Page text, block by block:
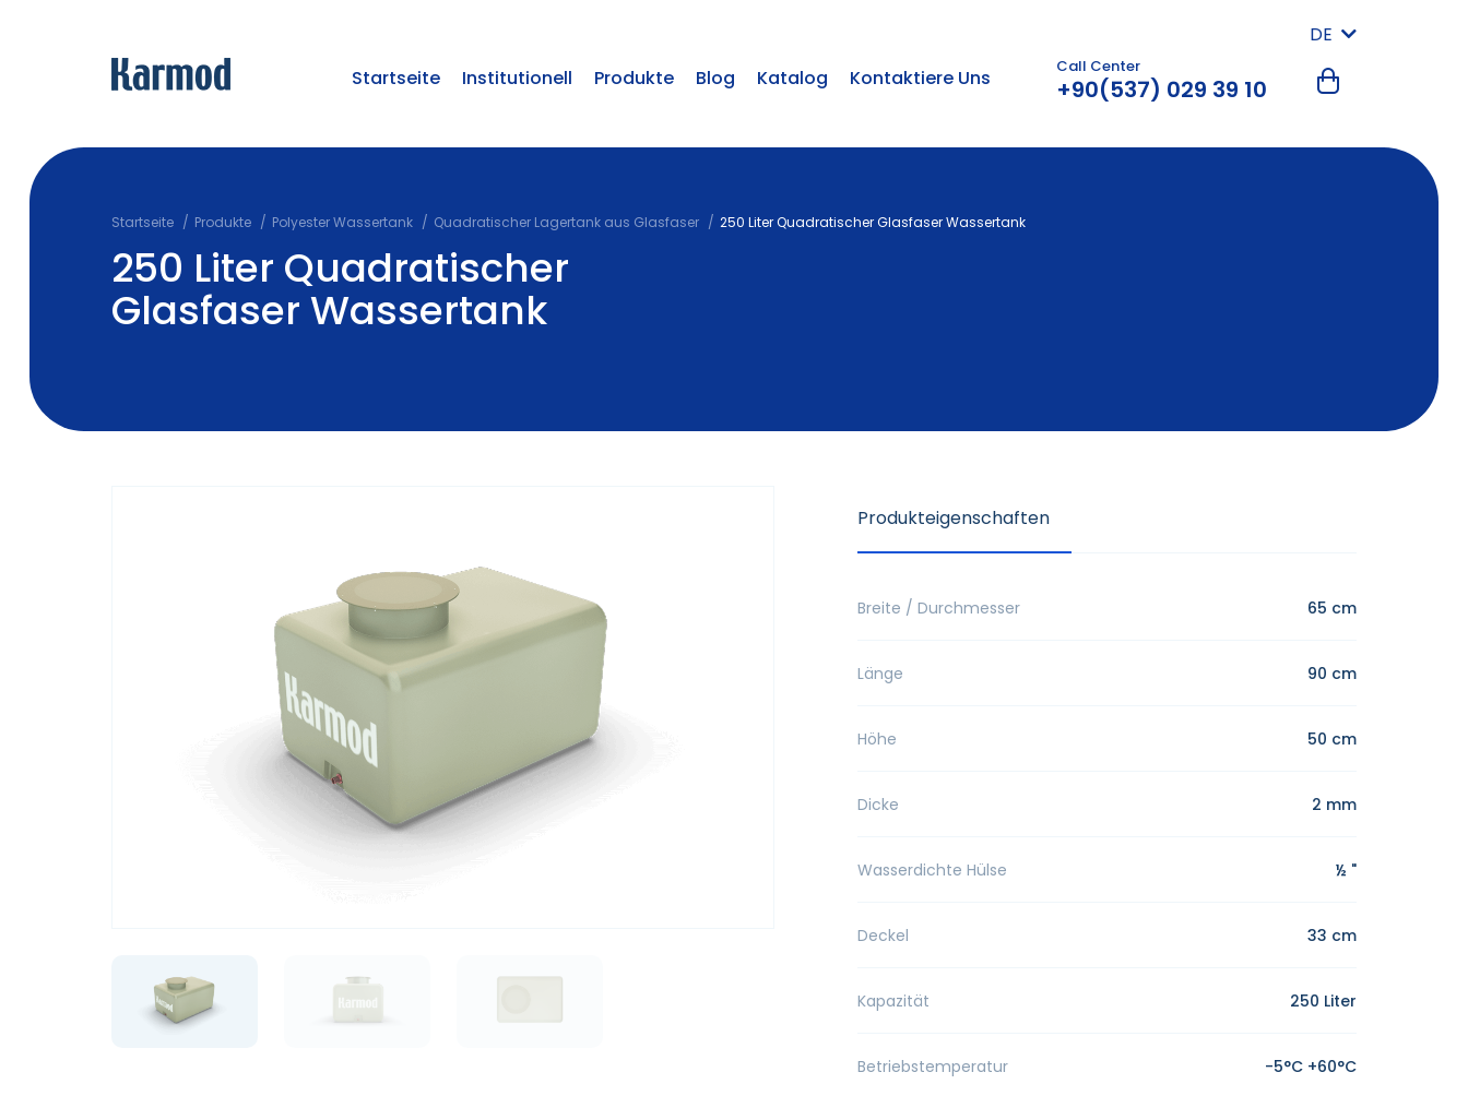
DE
Startseite
Institutionell Produkte Blog Katalog Kontaktiere Uns Call Center
+90(537) 029 39 10
Startseite Produkte Polyester Wassertank Quadratischer Lagertank aus Glasfaser 250 Liter Quadratischer Glasfaser Wassertank
250 Liter Quadratischer
Glasfaser Wassertank
Produkteigenschaften
Breite / Durchmesser 65 cm
Länge 90 cm
Höhe 50 cm
Dicke 2 mm
Wasserdichte Hülse ½ "
Deckel 33 cm
Kapazität 250 Liter
Betriebstemperatur -5°C +60°C